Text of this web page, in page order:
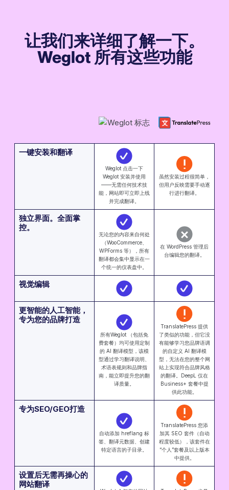
让我们来详细了解一下。
Weglot 所有这些功能
一键安装和翻译
Weglot 点击一下
Weglot 安装并使用
——无需任何技术技
能，网站即可立即上线
并完成翻译。
虽然安装过程很简单，
但用户反映需要手动逐
行进行翻译。
独立界面。全面掌
控。
无论您的内容来自何处
（WooCommerce、
WPForms 等），所有
翻译都会集中显示在一
个统一的仪表盘中。
在 WordPress 管理后
台编辑您的翻译。
视觉编辑
更智能的人工智能，
专为您的品牌打造
所有Weglot （包括免
费套餐）均可使用定制
的 AI 翻译模型，该模
型通过学习翻译说明、
术语表规则和品牌指
南，能立即提升您的翻
译质量。
TranslatePress 提供
了类似的功能，但它没
有能够学习您品牌语调
的自定义 AI 翻译模
型，无法在您的整个网
站上实现符合品牌风格
的翻译。DeepL 仅在
Business+ 套餐中提
供此功能。
专为SEO/GEO打造
自动添加 hreflang 标
签、翻译元数据、创建
特定语言的子目录。
TranslatePress 您添
加其 SEO 套件（自动
程度较低），该套件在
“个人”套餐及以上版本
中提供。
设置后无需再操心的
网站翻译